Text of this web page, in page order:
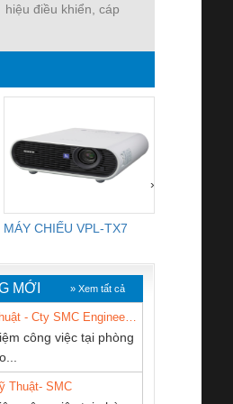
hiệu điều khiển, cáp
MÁY CHIẾU VPL-TX7
›
TNHH
CÔNG TY TNHH
MỚI » Xem tất cả
Tuyển gấp nhân viên Kỹ Thuật - Cty SMC Engineering
công việc tại phòng
Thuật- SMC